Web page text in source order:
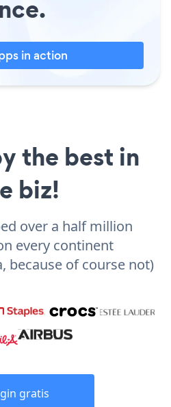
in action
the best in
biz!
over a half million
every continent
because of course not)
gratis